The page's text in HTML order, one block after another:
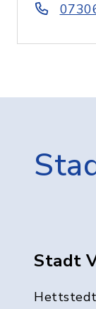
Stadt